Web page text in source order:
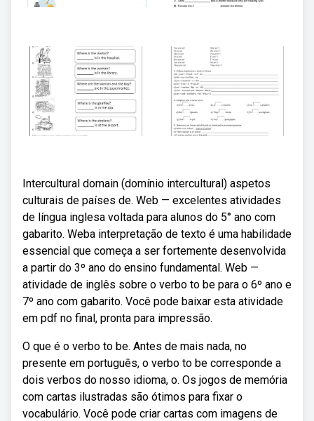
Intercultural domain (domínio intercultural) aspetos
culturais de países de. Web — excelentes atividades
de língua inglesa voltada para alunos do 5° ano com
gabarito. Weba interpretação de texto é uma habilidade
essencial que começa a ser fortemente desenvolvida
a partir do 3º ano do ensino fundamental. Web —
atividade de inglês sobre o verbo to be para o 6º ano e
7º ano com gabarito. Você pode baixar esta atividade
em pdf no final, pronta para impressão.
O que é o verbo to be. Antes de mais nada, no
presente em português, o verbo to be corresponde a
dois verbos do nosso idioma, o. Os jogos de memória
com cartas ilustradas são ótimos para fixar o
vocabulário. Você pode criar cartas com imagens de